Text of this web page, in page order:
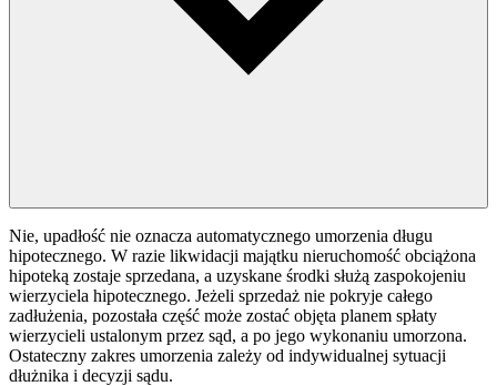
Nie, upadłość nie oznacza automatycznego umorzenia długu
hipotecznego. W razie likwidacji majątku nieruchomość obciążona
hipoteką zostaje sprzedana, a uzyskane środki służą zaspokojeniu
wierzyciela hipotecznego. Jeżeli sprzedaż nie pokryje całego
zadłużenia, pozostała część może zostać objęta planem spłaty
wierzycieli ustalonym przez sąd, a po jego wykonaniu umorzona.
Ostateczny zakres umorzenia zależy od indywidualnej sytuacji
dłużnika i decyzji sądu.